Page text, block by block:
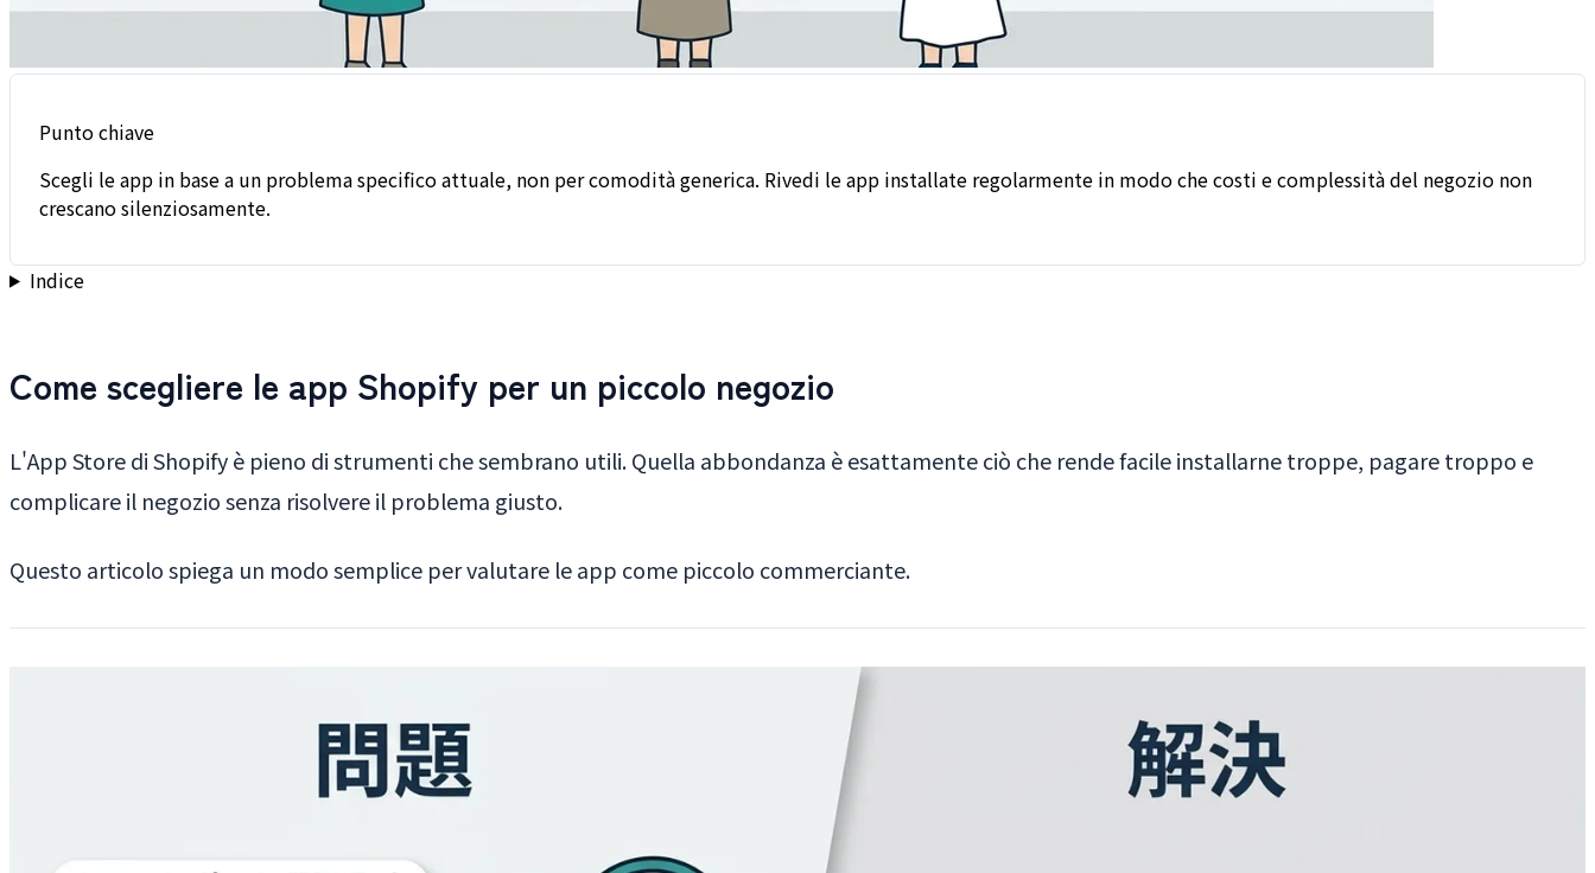
Punto chiave
Scegli le app in base a un problema specifico attuale, non per comodità generica. Rivedi le app installate regolarmente in modo che costi e complessità del negozio non
crescano silenziosamente.
Indice
Come scegliere le app Shopify per un piccolo negozio
L'App Store di Shopify è pieno di strumenti che sembrano utili. Quella abbondanza è esattamente ciò che rende facile installarne troppe, pagare troppo e
complicare il negozio senza risolvere il problema giusto.
Questo articolo spiega un modo semplice per valutare le app come piccolo commerciante.